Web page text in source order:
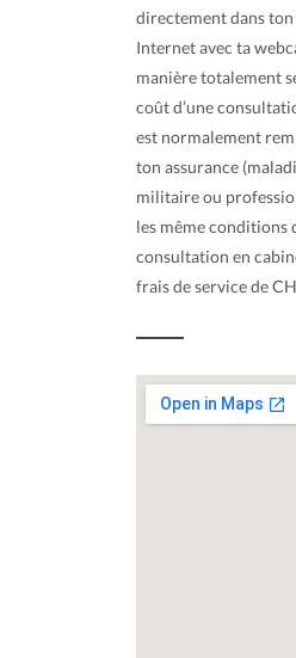
directement dans
Internet avec ta
manière totalement
coût d’une
est normalement
ton assurance
militaire ou
les même conditions
consultation en
frais de service de